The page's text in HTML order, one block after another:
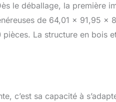
le déballage, la première
de 64,01 x 91,95 x
La structure en bois
c’est sa capacité à